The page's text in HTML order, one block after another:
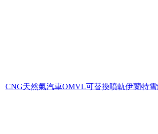
CNG天然氣汽車OMVL可替換噴軌伊蘭特